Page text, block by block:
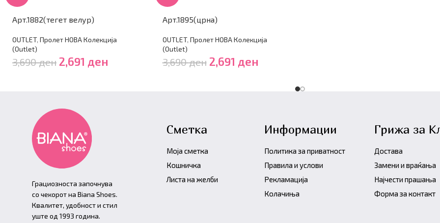
Арт.1882(тегет велур)
OUTLET, Пролет НОВА Колекција
(Outlet)
3,690ден 2,691 ден
Арт.1895(црна)
OUTLET, Пролет НОВА Колекција
(Outlet)
3,690ден 2,691 ден
Грациозноста започнува
со чекорот на Biana Shoes.
Квалитет, удобност и стил
уште од 1993 година.
Сметка
Моја сметка
Кошничка
Листа на желби
Информации
Политика за приватност
Правила и услови
Рекламација
Колачиња
Грижа за
Достава
Замени и враќања
Најчести прашања
Форма за контакт